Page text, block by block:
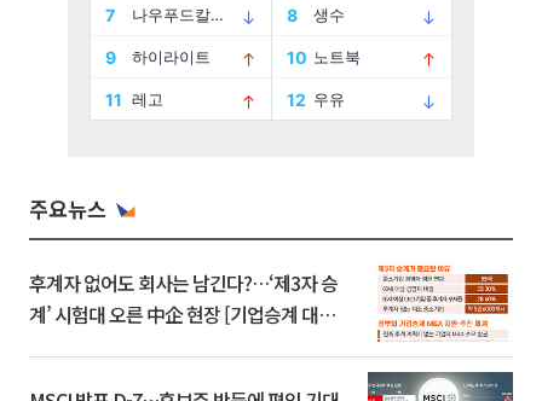
주요뉴스
후계자 없어도 회사는 남긴다?…‘제3자 승
계’ 시험대 오른 中企 현장 [기업승계 대전